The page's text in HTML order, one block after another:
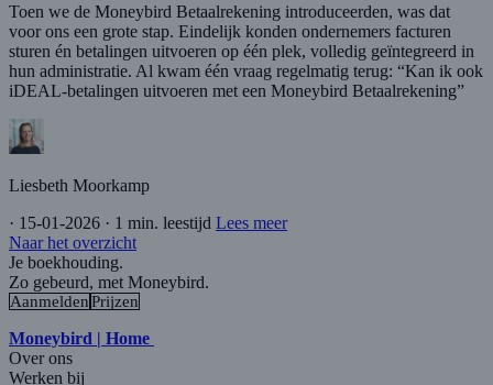
Toen we de Moneybird Betaalrekening introduceerden, was dat
voor ons een grote stap. Eindelijk konden ondernemers facturen
sturen én betalingen uitvoeren op één plek, volledig geïntegreerd in
hun administratie. Al kwam één vraag regelmatig terug: “Kan ik ook
iDEAL-betalingen uitvoeren met een Moneybird Betaalrekening”
Liesbeth Moorkamp
· 15-01-2026 · 1 min. leestijd Lees meer
Naar het overzicht